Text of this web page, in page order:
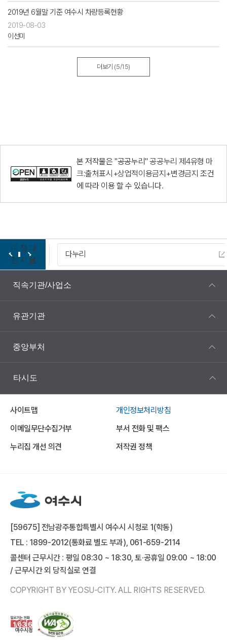
2019년 6월말 기준 여수시 차량등록현황
2019-08-03
이선미
더보기 (5/15)
본 저작물은 "공공누리"공공누리 제4유형 마
크:출처표시+상업적이용금지+변경금지 조건
에 따라 이용 할 수 있습니다.
이
전
정
지
다
음
다누리
직속기관/사업소
유관기관
중앙부처
타시도
사이트맵
개인정보처리방침
이메일무단수집거부
부서 전화 및 팩스
누리집 개선 의견
저작권 정책
[59675] 전남광주통합특별시 여수시 시청로 1(학동)
TEL : 1899-2012(통화료 별도 부과), 061-659-2114
콜센터 근무시간 : 평일 08:30 ~ 18:30, 토·공휴일 09:00 ~ 18:00
/ 근무시간 외 당직실로 연결
COPYRIGHT BY YEOSU-CITY. ALL RIGHTS RESERVED.